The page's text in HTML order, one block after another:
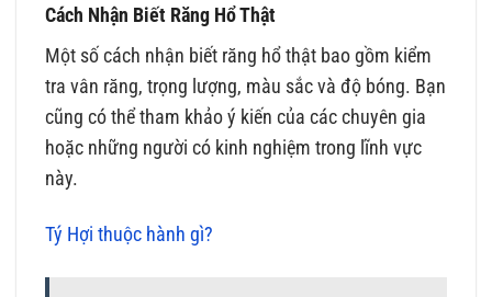
Cách Nhận Biết Răng Hổ Thật
Một số cách nhận biết răng hổ thật bao gồm kiểm
tra vân răng, trọng lượng, màu sắc và độ bóng. Bạn
cũng có thể tham khảo ý kiến của các chuyên gia
hoặc những người có kinh nghiệm trong lĩnh vực
này.
Tý Hợi thuộc hành gì?